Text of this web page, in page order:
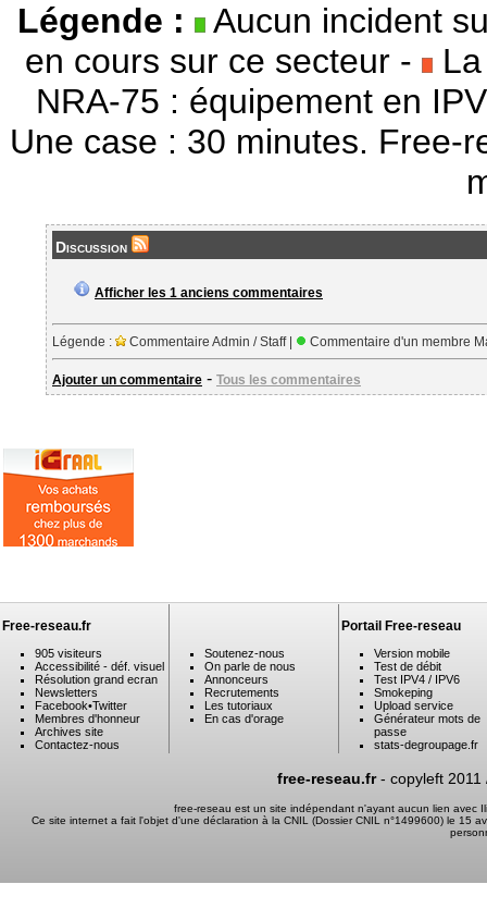
Légende :
Aucun incident
en cours sur ce secteur - La
NRA-75 : équipement en
Une case : 30 minutes. Free-
Discussion
Afficher les 1 anciens commentaires
Légende : Commentaire Admin / Staff | Commentaire d'un membre
Ajouter un commentaire - Tous les commentaires
Free-reseau.fr
905 visiteurs
Accessibilité - déf. visuel
Résolution grand ecran
Newsletters
Facebook•Twitter
Membres d'honneur
Archives site
Contactez-nous
Soutenez-nous
On parle de nous
Annonceurs
Recrutements
Les tutoriaux
En cas d'orage
Portail Free-reseau
Version mobile
Test de débit
Test IPV4 / IPV6
Smokeping
Upload service
Générateur mots de
passe
stats-degroupage.fr
free-reseau.fr- copyleft 2011
free-reseau est un site indépendant n'ayant aucun lien avec
Ce site internet a fait l'objet d'une déclaration à la CNIL (Dossier CNIL n°1499600) le 15